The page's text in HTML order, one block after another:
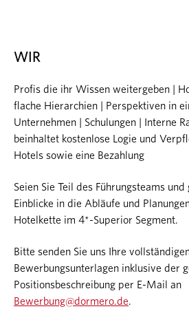
WIR
Profis die ihr Wissen weitergeben |
flache Hierarchien | Perspektiven in
Unternehmen | Schulungen | Interne
beinhaltet kostenlose Logie und
Hotels sowie eine Bezahlung
Seien Sie Teil des Führungsteams
Einblicke in die Abläufe und
Hotelkette im 4*-Superior Segment.
Bitte senden Sie uns Ihre
Bewerbungsunterlagen inklusive der
Positionsbeschreibung per E-Mail an
Bewerbung@dormero.de.